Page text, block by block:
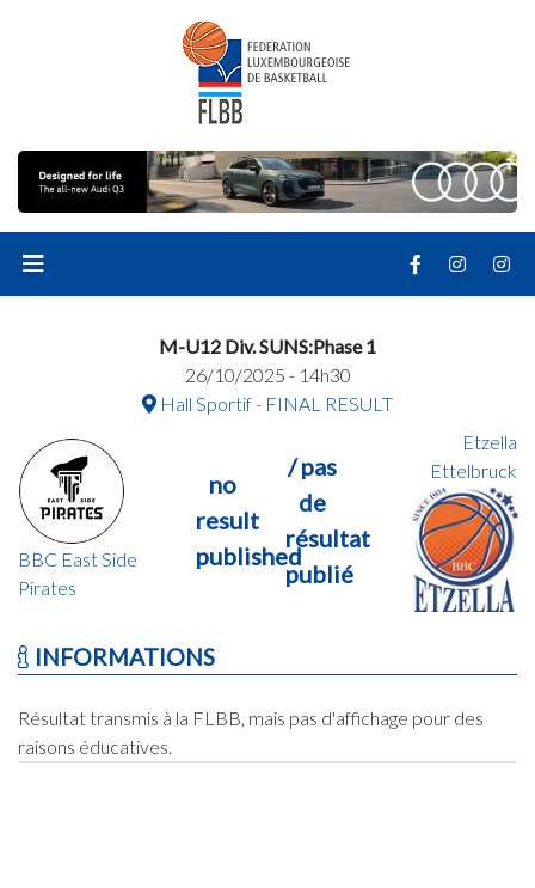
M-U12 Div. SUNS:Phase 1
26/10/2025 - 14h30
Hall Sportif - FINAL RESULT
BBC East Side
Pirates
no
result
published
/ pas
de
résultat
publié
Etzella
Ettelbruck
INFORMATIONS
Résultat transmis à la FLBB, mais pas d'affichage pour des
raisons éducatives.